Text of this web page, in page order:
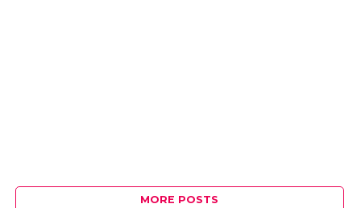
MORE POSTS